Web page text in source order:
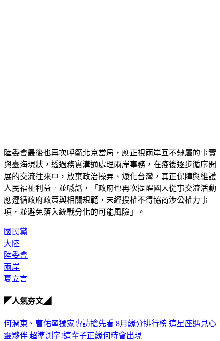
陸委會最後也再次呼籲北京當局，應正視兩岸互不隸屬的事實
與臺海現狀，透過務實溝通處理兩岸事務，在疫後逐步循序開
展的交流往來中，放棄政治操弄、矮化台灣，真正保障與維護
人民福祉利益，並喊話，「政府也再次提醒國人從事交流活動
應遵循政府政策與相關規範，未經授權不得協商涉公權力事
項，並避免落入統戰分化的可能風險」。
國民黨
大陸
陸委會
兩岸
夏立言
◤人氣夯文◢
何潤東、曹佑寧獨家專訪搶先看 8月緣分排行榜 這星座遇見心
靈夥伴 超準測字!這輩子正緣何時會出現